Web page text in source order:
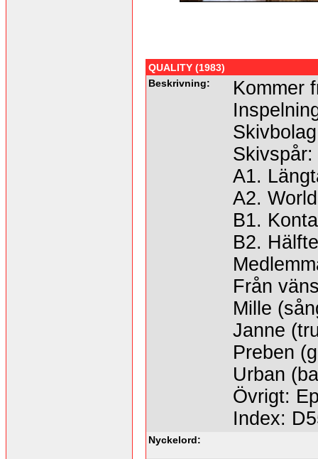
QUALITY (1983)
Beskrivning:
Kommer
Skivspår:
A1.
A2.
B1.
B2.
Från
Mille
Janne
Preben
Urban
Övrigt:
Index:
Nyckelord: